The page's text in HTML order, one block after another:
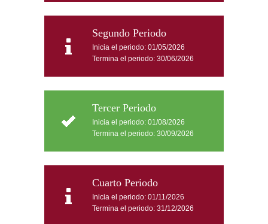
Segundo Periodo
Inicia el periodo: 01/05/2026
Termina el periodo: 30/06/2026
Tercer Periodo
Inicia el periodo: 01/08/2026
Termina el periodo: 30/09/2026
Cuarto Periodo
Inicia el periodo: 01/11/2026
Termina el periodo: 31/12/2026